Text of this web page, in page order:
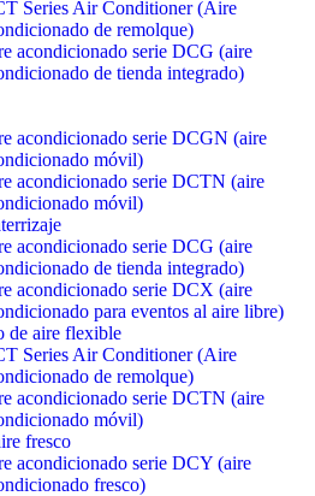
Series Air Conditioner (Aire
de remolque)
acondicionado serie DCG (aire
de tienda integrado)
acondicionado serie DCGN (aire
móvil)
acondicionado serie DCTN (aire
móvil)
acondicionado serie DCG (aire
de tienda integrado)
acondicionado serie DCX (aire
para eventos al aire libre)
de aire flexible
Series Air Conditioner (Aire
de remolque)
acondicionado serie DCTN (aire
móvil)
fresco
acondicionado serie DCY (aire
fresco)